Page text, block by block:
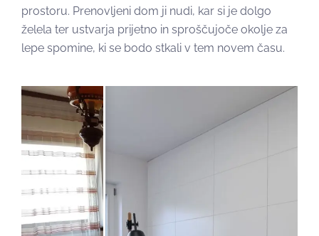
prostoru. Prenovljeni dom ji nudi, kar si je dolgo
želela ter ustvarja prijetno in sproščujoče okolje za
lepe spomine, ki se bodo stkali v tem novem času.